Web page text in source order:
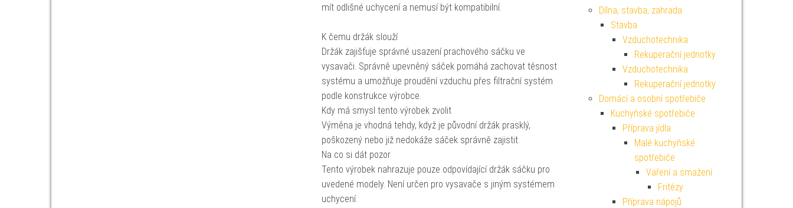
mít odlišné uchycení a nemusí být kompatibilní.
K čemu držák slouží
Držák zajišťuje správné usazení prachového sáčku ve
vysavači. Správně upevněný sáček pomáhá zachovat těsnost
systému a umožňuje proudění vzduchu přes filtrační systém
podle konstrukce výrobce.
Kdy má smysl tento výrobek zvolit
Výměna je vhodná tehdy, když je původní držák prasklý,
poškozený nebo již nedokáže sáček správně zajistit.
Na co si dát pozor
Tento výrobek nahrazuje pouze odpovídající držák sáčku pro
uvedené modely. Není určen pro vysavače s jiným systémem
uchycení.
Dílna, stavba, zahrada
Stavba
Vzduchotechnika
Rekuperační jednotky
Vzduchotechnika
Rekuperační jednotky
Domácí a osobní spotřebiče
Kuchyňské spotřebiče
Příprava jídla
Malé kuchyňské
spotřebiče
Vaření a smažení
Fritézy
Příprava nápojů